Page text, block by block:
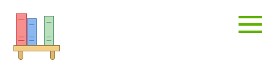
контенту